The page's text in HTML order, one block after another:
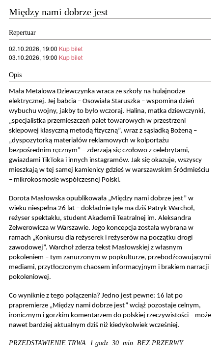
Między nami dobrze jest
Repertuar
02.10.2026, 19:00 Kup bilet
03.10.2026, 19:00 Kup bilet
Opis
Mała Metalowa Dziewczynka wraca ze szkoły na hulajnodze
elektrycznej. Jej babcia – Osowiała Staruszka – wspomina dzień
wybuchu wojny, jakby to było wczoraj. Halina, matka dziewczynki,
„specjalistka przemieszczeń palet towarowych w przestrzeni
sklepowej klasyczną metodą fizyczną”, wraz z sąsiadką Bożeną –
„dyspozytorką materiałów reklamowych w kolportażu
bezpośrednim ręcznym” – zderzają się czołowo z celebrytami,
gwiazdami TikToka i innych instagramów. Jak się okazuje, wszyscy
mieszkają w tej samej kamienicy gdzieś w warszawskim Śródmieściu
– mikrokosmosie współczesnej Polski.
Dorota Masłowska opublikowała „Między nami dobrze jest” w
wieku niespełna 26 lat – dokładnie tyle ma dziś Patryk Warchoł,
reżyser spektaklu, student Akademii Teatralnej im. Aleksandra
Zelwerowicza w Warszawie. Jego koncepcja została wybrana w
ramach „Konkursu dla reżyserek i reżyserów na początku drogi
zawodowej”. Warchoł zderza tekst Masłowskiej z własnym
pokoleniem – tym zanurzonym w popkulturze, przebodźcowującymi
mediami, przytłoczonym chaosem informacyjnym i brakiem narracji
pokoleniowej.
Co wyniknie z tego połączenia? Jedno jest pewne: 16 lat po
prapremierze „Między nami dobrze jest” wciąż pozostaje celnym,
ironicznym i gorzkim komentarzem do polskiej rzeczywistości – może
nawet bardziej aktualnym dziś niż kiedykolwiek wcześniej.
PRZEDSTAWIENIE TRWA 1 godz. 30 min. BEZ PRZERWY